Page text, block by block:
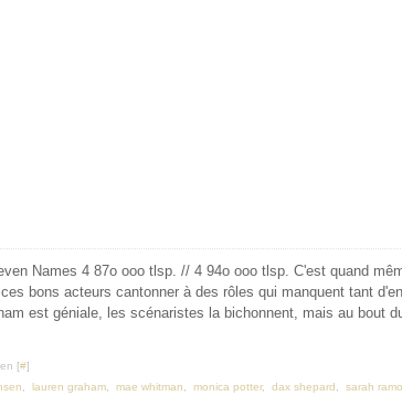
Names 4 87o ooo tlsp. // 4 94o ooo tlsp. C'est quand
bons acteurs cantonner à des rôles qui manquent tant
est géniale, les scénaristes la bichonnent, mais au bout
[#]
lauren graham mae whitman monica potter, dax shepard sarah